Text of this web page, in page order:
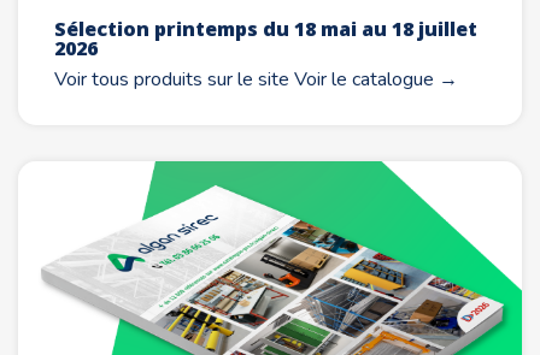
Sélection printemps du 18 mai au 18 juillet
2026
Voir tous produits sur le site Voir le catalogue →